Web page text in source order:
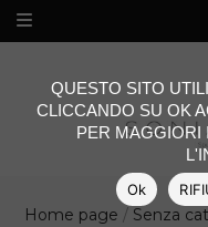
Home page / Senza
QUESTO SITO
CLICCANDO SU OK
PER MAGGIORI
Ok